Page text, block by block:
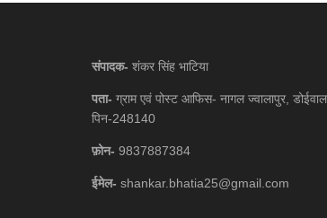
संपादक- शंकर सिंह भाटिया
पता- ग्राम एवं पोस्ट आफिस- नागल ज्वालापुर,
पिन-248140
फ़ोन- 9837887384
ईमेल- shankar.bhatia25@gmail.com